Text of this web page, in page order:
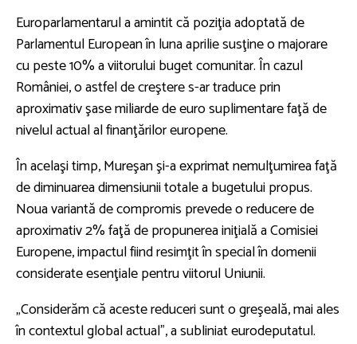
Europarlamentarul a amintit că poziţia adoptată de
Parlamentul European în luna aprilie susţine o majorare
cu peste 10% a viitorului buget comunitar. În cazul
României, o astfel de creştere s-ar traduce prin
aproximativ şase miliarde de euro suplimentare faţă de
nivelul actual al finanţărilor europene.
În acelaşi timp, Mureşan şi-a exprimat nemulţumirea faţă
de diminuarea dimensiunii totale a bugetului propus.
Noua variantă de compromis prevede o reducere de
aproximativ 2% faţă de propunerea iniţială a Comisiei
Europene, impactul fiind resimţit în special în domenii
considerate esenţiale pentru viitorul Uniunii.
„Considerăm că aceste reduceri sunt o greşeală, mai ales
în contextul global actual”, a subliniat eurodeputatul.